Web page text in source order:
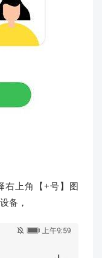
右上角【+号】图
备，